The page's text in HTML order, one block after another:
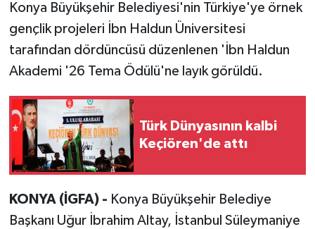
Konya Büyükşehir Belediyesi'nin Türkiye'ye örnek
gençlik projeleri İbn Haldun Üniversitesi
tarafından dördüncüsü düzenlenen 'İbn Haldun
Akademi '26 Tema Ödülü'ne layık görüldü.
Türk Dünyasının kalbi
Keçiören'de attı
KONYA (İGFA) - Konya Büyükşehir Belediye
Başkanı Uğur İbrahim Altay, İstanbul Süleymaniye